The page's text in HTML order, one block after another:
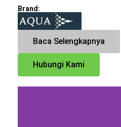
Brand:
Baca Selengkapnya
Hubungi Kami